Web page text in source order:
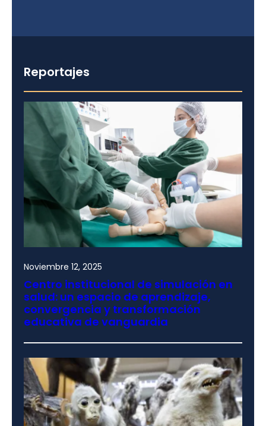
Reportajes
Noviembre 12, 2025
Centro institucional de simulación en
salud: un espacio de aprendizaje,
convergencia y transformación
educativa de vanguardia